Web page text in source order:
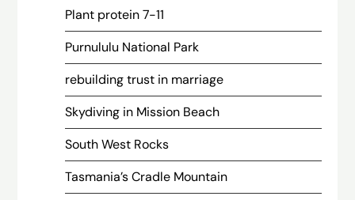
Plant protein 7-11
Purnululu National Park
rebuilding trust in marriage
Skydiving in Mission Beach
South West Rocks
Tasmania’s Cradle Mountain